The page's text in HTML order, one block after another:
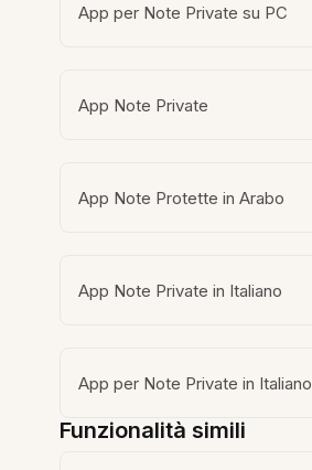
App per Note Private su PC
App Note Private
App Note Protette in Arabo
App Note Private in Italiano
App per Note Private in Italiano
Funzionalità simili